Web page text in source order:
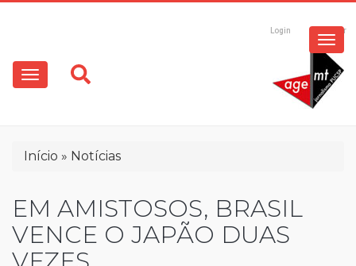
conteúdo
principal
Login Registrar
Main
navigation
Trilha
navegação
Início Notícias
EM AMISTOSOS, BRASIL
VENCE O JAPÃO DUAS